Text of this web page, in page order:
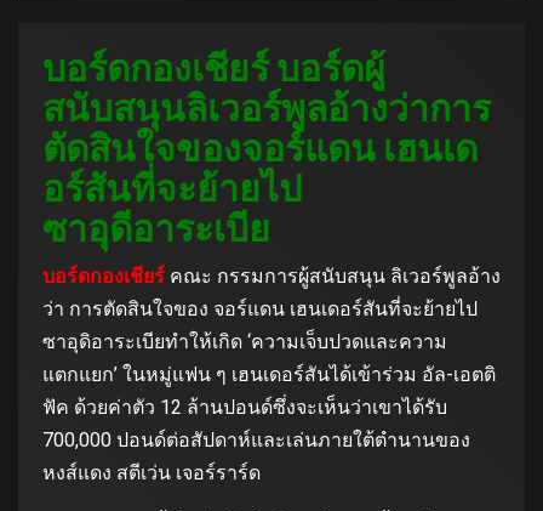
บอร์ดกองเชียร์ บอร์ดผู้
สนับสนุนลิเวอร์พูลอ้างว่าการ
ตัดสินใจของจอร์แดน เฮนเด
อร์สันที่จะย้ายไป
ซาอุดีอาระเบีย
บอร์ดกองเชียร์ คณะ กรรมการผู้สนับสนุน ลิเวอร์พูลอ้าง
ว่า การตัดสินใจของ จอร์แดน เฮนเดอร์สันที่จะย้ายไป
ซาอุดิอาระเบียทำให้เกิด ‘ความเจ็บปวดและความ
แตกแยก’ ในหมู่แฟน ๆ เฮนเดอร์สันได้เข้าร่วม อัล-เอตติ
ฟัค ด้วยค่าตัว 12 ล้านปอนด์ซึ่งจะเห็นว่าเขาได้รับ
700,000 ปอนด์ต่อสัปดาห์และเล่นภายใต้ตำนานของ
หงส์แดง สตีเว่น เจอร์ราร์ด